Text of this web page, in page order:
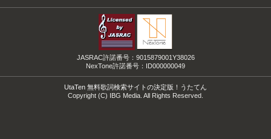
JASRAC許諾番号：9015879001Y38026
NexTone許諾番号：ID000000049
UtaTen 無料歌詞検索サイトの決定版！うたてん
Copyright (C) IBG Media. All Rights Reserved.